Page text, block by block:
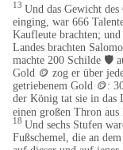
13Und das Gewicht
einging, war 666
Kaufleute brachten;
Landes brachten
machte 200 Schilde 🛡️
Gold 🪙 zog er über
getriebenem Gold 🪙:
der König tat sie in das
einen großen Thron
18Und sechs Stufen
Fußschemel, die an